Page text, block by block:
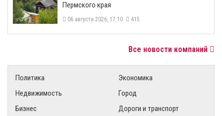
Пермского края
06 августа 2026, 17:10 415
Все новости компаний
Политика
Экономика
Недвижимость
Город
Бизнес
Дороги и транспорт